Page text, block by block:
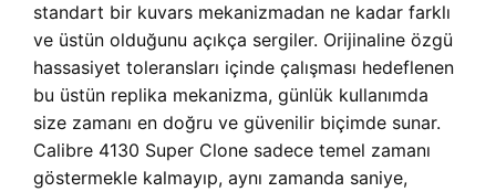
standart bir kuvars mekanizmadan ne kadar farklı
ve üstün olduğunu açıkça sergiler. Orijinaline özgü
hassasiyet toleransları içinde çalışması hedeflenen
bu üstün replika mekanizma, günlük kullanımda
size zamanı en doğru ve güvenilir biçimde sunar.
Calibre 4130 Super Clone sadece temel zamanı
göstermekle kalmayıp, aynı zamanda saniye,